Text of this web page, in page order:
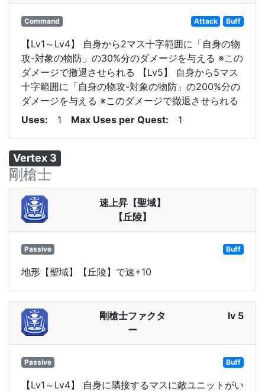
Command Attack Buff
【Lv1～Lv4】 自身から2マス十字範囲に「自身の物
攻-対象の物防」の30%分のダメージを与える ※この
ダメージで撤退させられる 【Lv5】 自身から5マス
十字範囲に「自身の物攻-対象の物防」の200%分の
ダメージを与える ※このダメージで撤退させられる
Uses
1 Max Uses per Quest 1
Vertex 3
剛槍士
速上昇【聖域】
【丘陵】
Passive Buff
地形【聖域】【丘陵】で速+10
剛槍士ファクタ
ー
lv 5
Passive Buff
【Lv1～Lv4】 自身に隣接するマスに敵ユニットがい